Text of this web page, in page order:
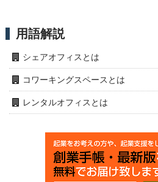
用語解説
シェアオフィスとは
コワーキングスペースとは
レンタルオフィスとは